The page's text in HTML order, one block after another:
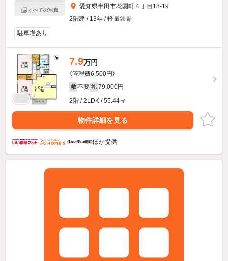
すべての写真
愛知県半田市花園町４丁目18-19
2階建 / 13年 / 軽量鉄骨
駐車場あり
7.9万円
（管理費6,500円）
敷 不要 礼 79,000円
2階 / 2LDK / 55.44㎡
物件詳細を見る
ほか提供